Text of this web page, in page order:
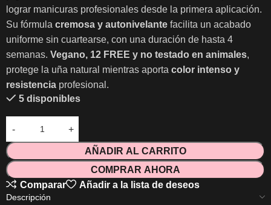
lograr manicuras profesionales desde la primera aplicación.
Su fórmula cremosa y autonivelante facilita un acabado
uniforme sin cuartearse, con una duración de hasta 4
semanas. Vegano, 12 FREE y no testado en animales,
protege la uña natural mientras aporta color intenso y
resistencia profesional.
5 disponibles
AÑADIR AL CARRITO
COMPRAR AHORA
Comparar
Añadir a la lista de deseos
Descripción